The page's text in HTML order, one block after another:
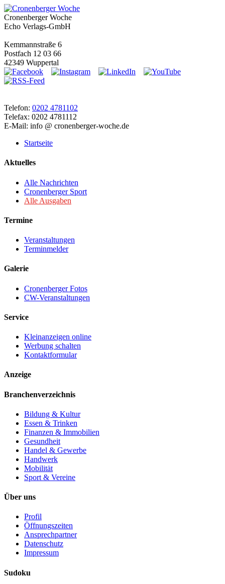
Cronenberger Woche
Echo Verlags-GmbH
Kemmannstraße 6
Postfach 12 03 66
42349 Wuppertal
Telefon: 0202 4781102
Telefax: 0202 4781112
E-Mail: info @ cronenberger-woche.de
Startseite
Aktuelles
Alle Nachrichten
Cronenberger Sport
Alle Ausgaben
Termine
Veranstaltungen
Terminmelder
Galerie
Cronenberger Fotos
CW-Veranstaltungen
Service
Kleinanzeigen online
Werbung schalten
Kontaktformular
Anzeige
Branchenverzeichnis
Bildung & Kultur
Essen & Trinken
Finanzen & Immobilien
Gesundheit
Handel & Gewerbe
Handwerk
Mobilität
Sport & Vereine
Über uns
Profil
Öffnungszeiten
Ansprechpartner
Datenschutz
Impressum
Sudoku